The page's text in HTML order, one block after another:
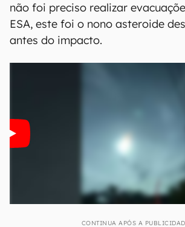
não foi preciso realizar
ESA, este foi o nono asteroide
antes do impacto.
CONTINUA APÓS A